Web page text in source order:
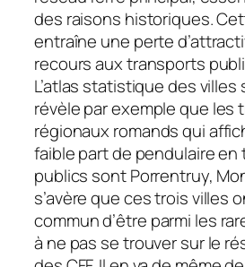
des raisons historiques.
entraîne une perte
recours aux transports
L’atlas statistique des villes
révèle par exemple que les
régionaux romands qui
faible part de pendulaire
publics sont Porrentruy,
s’avère que ces trois villes
commun d’être parmi les
à ne pas se trouver sur le